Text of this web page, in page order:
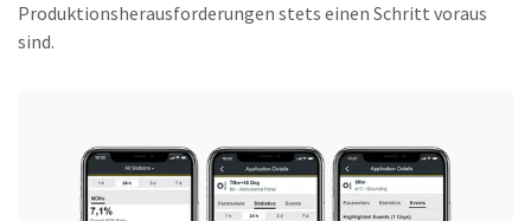
Produktionsherausforderungen stets einen Schritt voraus
sind.